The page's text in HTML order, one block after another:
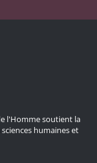
l'Homme soutient la
humaines et